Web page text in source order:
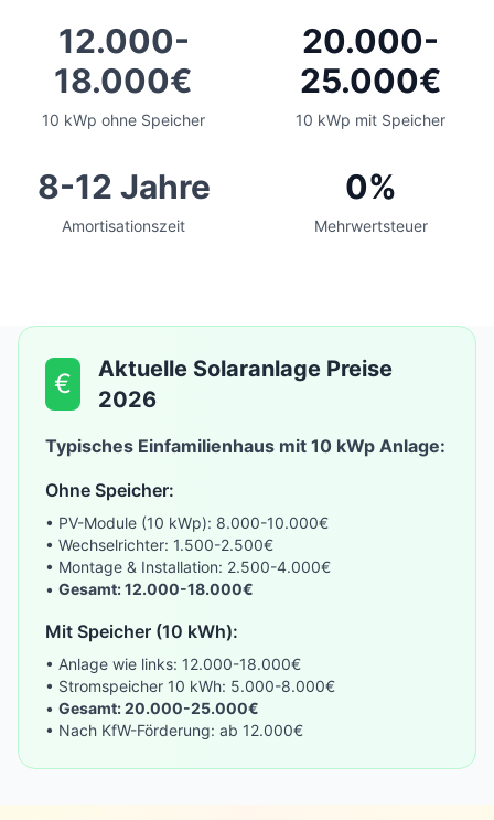
12.000-
18.000€
10 kWp ohne Speicher
20.000-
25.000€
10 kWp mit Speicher
8-12 Jahre
Amortisationszeit
0%
Mehrwertsteuer
€
Aktuelle Solaranlage Preise
2026
Typisches Einfamilienhaus mit 10 kWp Anlage:
Ohne Speicher:
• PV-Module (10 kWp): 8.000-10.000€
• Wechselrichter: 1.500-2.500€
• Montage & Installation: 2.500-4.000€
• Gesamt: 12.000-18.000€
Mit Speicher (10 kWh):
• Anlage wie links: 12.000-18.000€
• Stromspeicher 10 kWh: 5.000-8.000€
• Gesamt: 20.000-25.000€
• Nach KfW-Förderung: ab 12.000€